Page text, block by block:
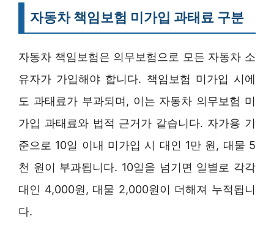
자동차 책임보험 미가입 과태료 구분
자동차 책임보험은 의무보험으로 모든 자동차 소
유자가 가입해야 합니다. 책임보험 미가입 시에
도 과태료가 부과되며, 이는 자동차 의무보험 미
가입 과태료와 법적 근거가 같습니다. 자가용 기
준으로 10일 이내 미가입 시 대인 1만 원, 대물 5
천 원이 부과됩니다. 10일을 넘기면 일별로 각각
대인 4,000원, 대물 2,000원이 더해져 누적됩니
다.